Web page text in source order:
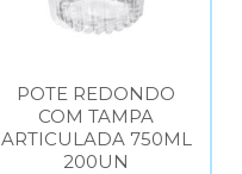
POTE REDONDO
COM TAMPA
ARTICULADA 750ML
200UN